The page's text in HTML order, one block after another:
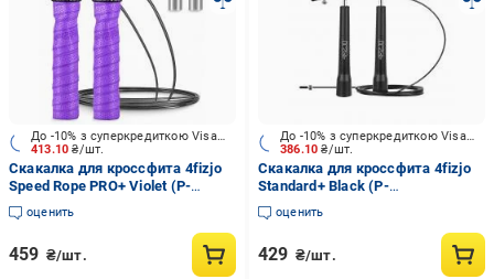
413.10₴/шт.
До -10% з суперкредиткою Visa Вигода
Скакалка для кроссфита 4fizjo
Speed Rope PRO+ Violet (P-
5907739313188)
оценить
459 ₴/шт.
386.10₴/шт.
До -10% з суперкредиткою Visa Вигода
Скакалка для кроссфита 4fizjo
Standard+ Black (P-
5907739311528)
оценить
429 ₴/шт.